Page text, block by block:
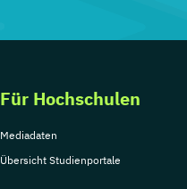
Für Hochschulen
Mediadaten
Übersicht Studienportale